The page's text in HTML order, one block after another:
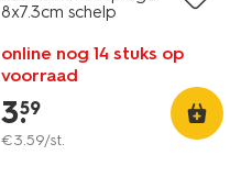
8x7.3cm schelp
online nog 14 stuks op
voorraad
3.
59
€3.59/st.